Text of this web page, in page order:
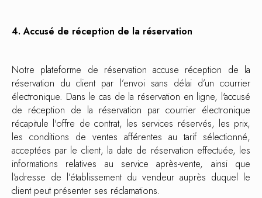
4. Accusé de réception de la réservation
Notre plateforme de réservation accuse réception de la
réservation du client par l’envoi sans délai d’un courrier
électronique. Dans le cas de la réservation en ligne, l'accusé
de réception de la réservation par courrier électronique
récapitule l'offre de contrat, les services réservés, les prix,
les conditions de ventes afférentes au tarif sélectionné,
acceptées par le client, la date de réservation effectuée, les
informations relatives au service après-vente, ainsi que
l’adresse de l’établissement du vendeur auprès duquel le
client peut présenter ses réclamations.